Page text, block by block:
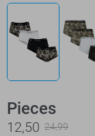
Pieces
12,50 24,99